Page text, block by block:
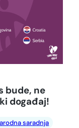
bude, ne
događaj!
saradnja